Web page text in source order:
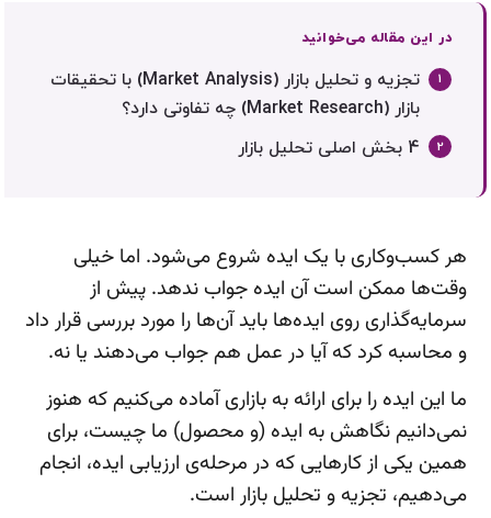
در این مقاله می‌خوانید
تجزیه و تحلیل بازار (Market Analysis) با تحقیقات
بازار (Market Research) چه تفاوتی دارد؟
4 بخش اصلی تحلیل بازار
هر کسب‌وکاری با یک ایده شروع می‌شود. اما خیلی
وقت‌ها ممکن است آن ایده جواب ندهد. پیش از
سرمایه‌گذاری روی ایده‌ها باید آن‌ها را مورد بررسی قرار داد
و محاسبه کرد که آیا در عمل هم جواب می‌دهند یا نه.
ما این ایده را برای ارائه به بازاری آماده می‌کنیم که هنوز
نمی‌دانیم نگاهش به ایده (و محصول) ما چیست، برای
همین یکی از کارهایی که در مرحله‌ی ارزیابی ایده، انجام
می‌دهیم، تجزیه و تحلیل بازار است.